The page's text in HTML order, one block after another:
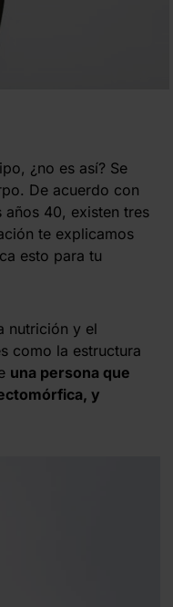
¿no es así? Se
De acuerdo con
40, existen tres
te explicamos
esto para tu
nutrición y el
como la estructura
una persona que
y